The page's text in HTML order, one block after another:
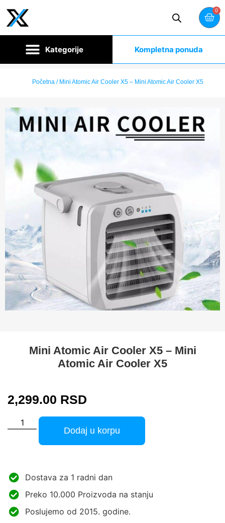
0
Kompletna ponuda
Početna/ Mini Atomic Air Cooler X5 – Mini Atomic Air Cooler X5
Mini Atomic Air Cooler X5 – Mini
Atomic Air Cooler X5
2,299.00 RSD
Dodaj u korpu
Dostava za 1 radni dan
Preko 10.000 Proizvoda na stanju
Poslujemo od 2015. godine.